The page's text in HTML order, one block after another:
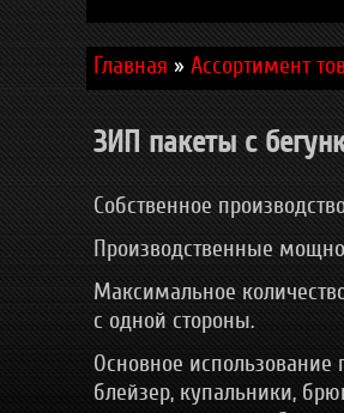
Главная » Ассортимент
ЗИП пакеты с
Собственное
Производственные
Максимальное
с одной стороны.
Основное
блейзер, купальники,